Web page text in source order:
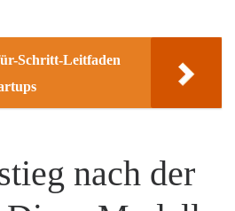
Schritt-Leitfaden
nach der